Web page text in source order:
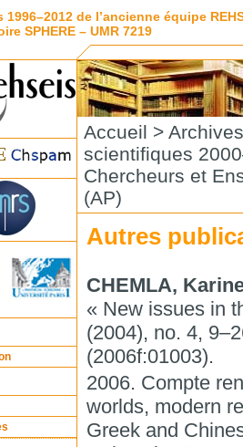
1996–2012 de l’ancienne équipe
SPHERE – UMR 7219
Accueil > Archives
scientifiques
Chercheurs et
(AP)
Autres
CHEMLA,
« New issues in
(2004), no. 4,
(2006f:01003).
2006. Compte
worlds, modern
Greek and